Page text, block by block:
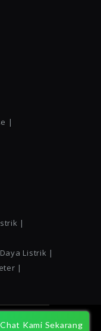
|
|
Listrik |
|
Reserved.
Chat Kami Sekarang